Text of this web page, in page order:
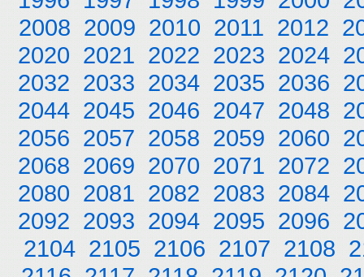
2008 2009 2010 2011 2012
2020 2021 2022 2023 2024
2032 2033 2034 2035 2036
2044 2045 2046 2047 2048
2056 2057 2058 2059 2060
2068 2069 2070 2071 2072
2080 2081 2082 2083 2084
2092 2093 2094 2095 2096
2104 2105 2106 2107 2108